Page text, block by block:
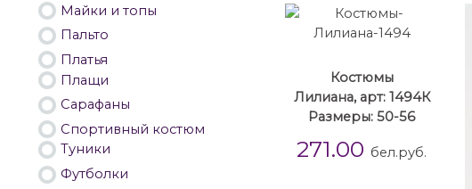
Костюмы
Лилиана, арт: 1494К
Размеры: 50-56
271.00 бел.руб.
Майки и топы
Пальто
Платья
Плащи
Сарафаны
Спортивный костюм
Туники
Футболки